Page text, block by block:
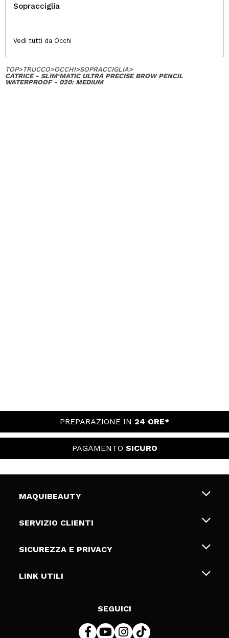
Sopracciglia
Vedi tutti da Occhi
TOP>TRUCCO>OCCHI>SOPRACCIGLIA>
CATRICE - SLIM‘MATIC ULTRA PRECISE BROW PENCIL
WATERPROOF - 020: MEDIUM
PREPARAZIONE IN 24 ORE*
PAGAMENTO SICURO
MAQUIBEAUTY
Chi siamo
Gift Cards
SERVIZIO CLIENTI
Spedizioni & Resi
Metodi di pagamamento
SICUREZZA E PRIVACY
Termini e condizioni
LINK UTILI
SEGUICI